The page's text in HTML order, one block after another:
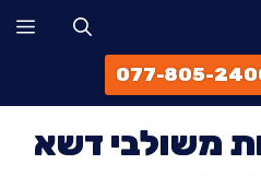
משולבי דשא